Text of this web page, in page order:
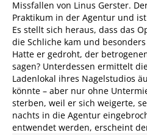
Missfallen von Linus Gerster.
Praktikum in der Agentur und
Es stellt sich heraus, dass das
die Schliche kam und
Hatte er gedroht, der
sagen? Unterdessen ermittelt
Ladenlokal ihres Nagelstudios
könnte – aber nur ohne
sterben, weil er sich weigerte,
nachts in die Agentur
entwendet werden, erscheint